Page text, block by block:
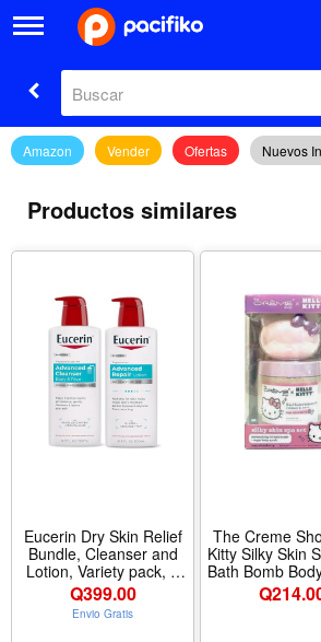
Amazon Vender Ofertas Nuevos
Productos similares
Eucerin Dry Skin Relief
Bundle, Cleanser and
Lotion, Variety pack, 2
Items | Advanced Repair
Body Lotion (16.9 FL
OZ), Cleanser for Body
Q399.00
Envio Gratis
The Creme
Kitty Silky Skin
Bath Bomb
for Radiant
Moisturizing
Q